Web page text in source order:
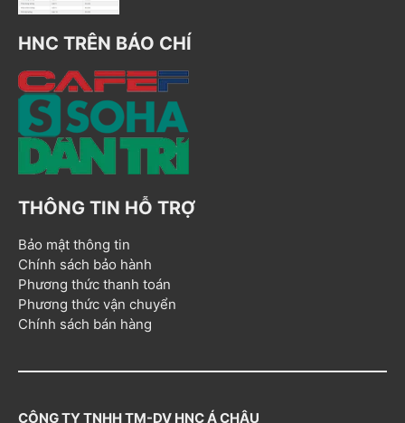
HNC TRÊN BÁO CHÍ
THÔNG TIN HỖ TRỢ
Bảo mật thông tin
Chính sách bảo hành
Phương thức thanh toán
Phương thức vận chuyển
Chính sách bán hàng
CÔNG TY TNHH TM-DV HNC Á CHÂU